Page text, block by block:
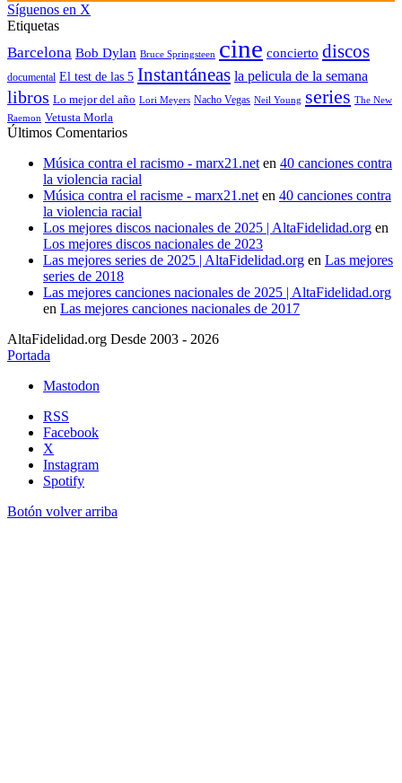
Síguenos en X
Etiquetas
Barcelona Bob Dylan Bruce Springsteen cine concierto discos
documental El test de las 5 Instantáneas la pelicula de la semana
libros Lo mejor del año Lori Meyers Nacho Vegas Neil Young series The New
Raemon Vetusta Morla
Últimos Comentarios
Música contra el racismo - marx21.net en 40 canciones contra
la violencia racial
Música contra el racisme - marx21.net en 40 canciones contra
la violencia racial
Los mejores discos nacionales de 2025 | AltaFidelidad.org en
Los mejores discos nacionales de 2023
Las mejores series de 2025 | AltaFidelidad.org en Las mejores
series de 2018
Las mejores canciones nacionales de 2025 | AltaFidelidad.org
en Las mejores canciones nacionales de 2017
AltaFidelidad.org Desde 2003 - 2026
Portada
Mastodon
RSS
Facebook
X
Instagram
Spotify
Botón volver arriba